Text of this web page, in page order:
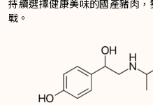
持續選擇健康美味的國產豬肉
戰。